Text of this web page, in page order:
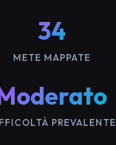
34
METE MAPPATE
PREVALENTE